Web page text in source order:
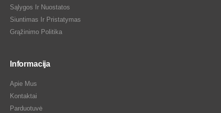
Sąlygos Ir Nuostatos
Siuntimas Ir Pristatymas
Grąžinimo Politika
Informacija
Apie Mus
Kontaktai
Parduotuvė